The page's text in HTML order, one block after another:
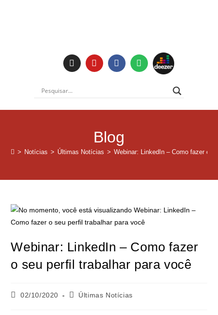
Blog
> Notícias > Últimas Notícias > Webinar: LinkedIn – Como fazer o
Webinar: LinkedIn – Como fazer
o seu perfil trabalhar para você
02/10/2020 Últimas Notícias